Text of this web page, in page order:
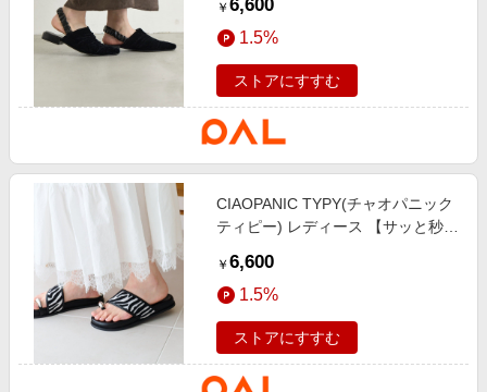
￥ 6,600
1.5%
ストアにすすむ
CIAOPANIC TYPY(チャオパニック
ティピー) レディース 【サッと秒で
ンダル ブラックその他1
￥ 6,600
1.5%
ストアにすすむ